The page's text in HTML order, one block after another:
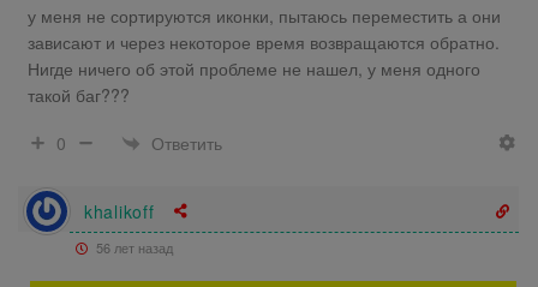
у меня не сортируются иконки, пытаюсь переместить а они
зависают и через некоторое время возвращаются обратно.
Нигде ничего об этой проблеме не нашел, у меня одного
такой баг???
0
Ответить
khalikoff
56 лет назад